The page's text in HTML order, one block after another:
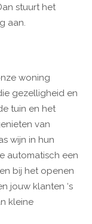
stuurt het
aan.
woning
gezelligheid en
tuin en het
van
wijn in hun
automatisch een
bij het openen
jouw klanten ‘s
kleine